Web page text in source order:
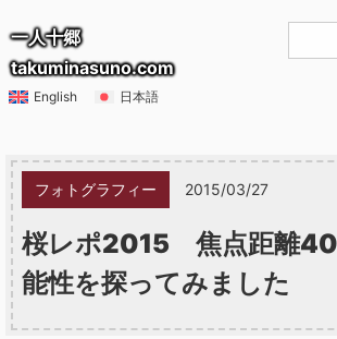
一人十郷
takuminasuno.com
English 日本語
フォトグラフィー 2015/03/27
桜レポ2015 焦点距離
能性を探ってみました